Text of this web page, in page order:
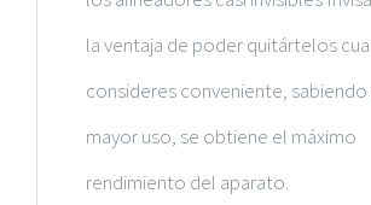
la ventaja de poder quitártelos
consideres conveniente, sabiendo
mayor uso, se obtiene el máximo
rendimiento del aparato.